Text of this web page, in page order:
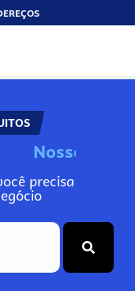
No
precisa